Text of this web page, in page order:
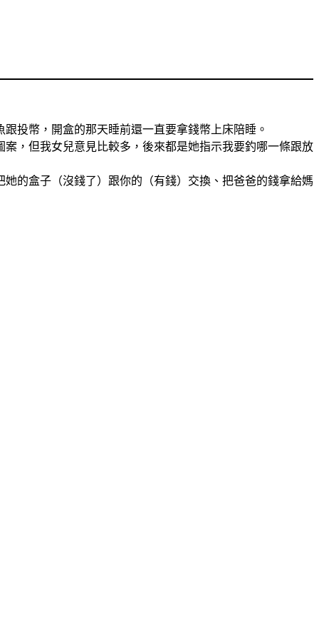
投幣，開盒的那天睡前還一直要拿錢幣上床陪睡。
，但我女兒意見比較多，後來都是她指示我要釣哪一條跟放
的盒子（沒錢了）跟你的（有錢）交換、把爸爸的錢拿給媽